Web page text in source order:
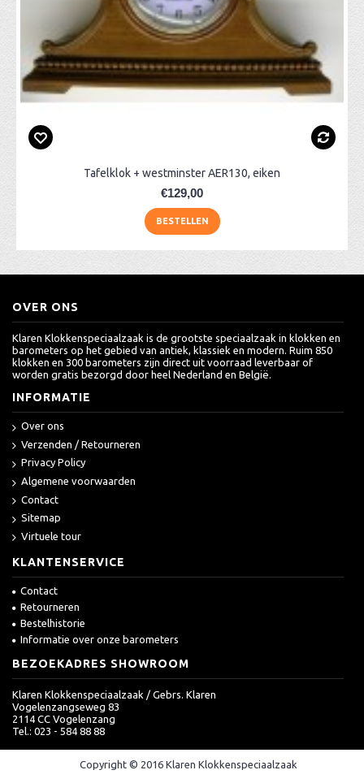
Tafelklok + westminster AER130, eiken
€129,00
BESTELLEN
OVER ONS
Klaren Klokkenspeciaalzaak is de grootste speciaalzaak in klokken en
barometers op het gebied van antiek, klassiek en modern. Ruim 850
klokken en 300 barometers zijn direct uit voorraad leverbaar of
worden gratis bezorgd door heel Nederland en België.
INFORMATIE
Over ons
Verzenden / Retourneren
Privacy Policy
Algemene voorwaarden
Contact
Sitemap
Virtuele tour
KLANTENSERVICE
Contact
Retourneren
Bestelhistorie
Informatie over onze barometers
BEZOEKADRES SHOWROOM
Klaren Klokkenspeciaalzaak / Gebrs. Klaren
Vogelenzangseweg 83
2114 CC Vogelenzang
Tel.: 023 - 584 88 88
Copyright © 2016 Klaren Klokkenspeciaalzaak